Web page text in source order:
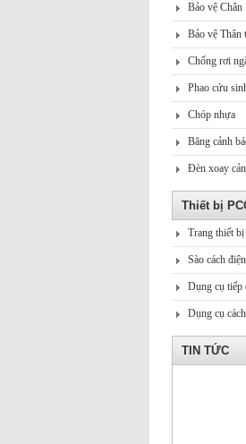
Bảo vệ Chân
Bảo vệ Thân
Chống rơi
Phao cứu
Chóp nhựa
Băng cảnh
Đèn xoay
Thiết bị
Trang thiết
Sào cách điện
Dụng cụ tiếp
Dụng cụ
TIN TỨC